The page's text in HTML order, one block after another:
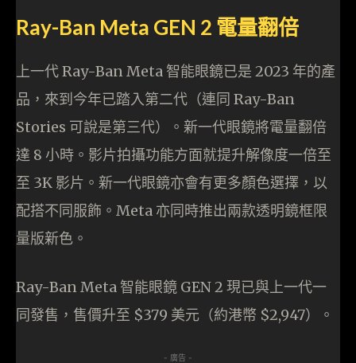
Ray-Ban Meta GEN 2 電量翻倍
上一代 Ray-Ban Meta 智能眼鏡已是 2023 年的產
品，來到今年已踏入第二代（連同 Ray-Ban
Stories 可說是第三代）。新一代眼鏡將電量翻倍
達 8 小時。影片拍攝功能方面就提升解像度一倍至
至 3K 影片。新一代眼鏡亦會有更多顏色選擇，以
配搭不同服飾。Meta 亦同時推出兩款透明鏡框限
量版新色。
Ray-Ban Meta 智能眼鏡 GEN 2 現已與上一代一
同發售，售價升至 $379 美元（約港幣 $2,947）。
- 廣告 -